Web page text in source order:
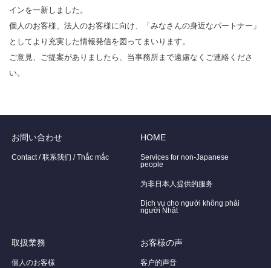
インを一新しました。
個人のお客様、法人のお客様に向け、「みなさんの身近なパートナー」
としてより充実した情報発信を図ってまいります。
ご意見、ご提案がありましたら、当事務所まで遠慮なくご連絡くださ
い。
お問い合わせ
Contact / 联系我们 / Thắc mắc
HOME
Services for non-Japanese
people
为非日本人提供的服务
Dịch vụ cho người không phải
người Nhật
取扱業務
個人のお客様
お客様の声
客户的声音